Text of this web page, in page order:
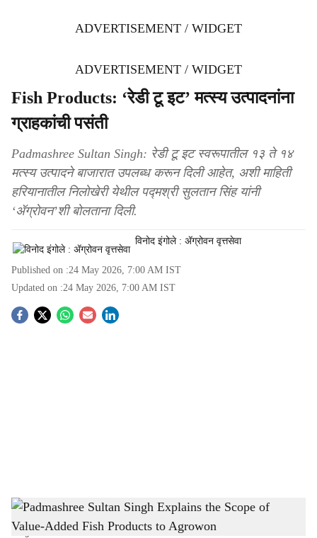
ADVERTISEMENT / WIDGET
ADVERTISEMENT / WIDGET
Fish Products: ‘रेडी टू इट’ मत्स्य उत्पादनांना
ग्राहकांची पसंती
Padmashree Sultan Singh: रेडी टू इट स्वरूपातील १३ ते १४
मत्स्य उत्पादने बाजारात उपलब्ध करून दिली आहेत, अशी माहिती
हरियानातील निलोखेरी येथील पद्मश्री सुलतान सिंह यांनी
‘ॲग्रोवन’शी बोलताना दिली.
विनोद इंगोले : ॲग्रोवन वृत्तसेवा
Published on :24 May 2026, 7:00 AM IST
Updated on :24 May 2026, 7:00 AM IST
S
h
Padmashree Sultan Singh Explains the Scope of Value-Added Fish Products to
Agrowon
-Agrowon